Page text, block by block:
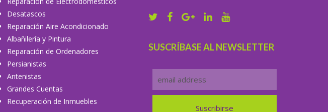
Desatascos
Reparación Aire Acondicionado
Albañilería y Pintura
Reparación de Ordenadores
Persianistas
Antenistas
Grandes Cuentas
Recuperación de Inmuebles
SUSCRÍBASE AL NEWSLETTER